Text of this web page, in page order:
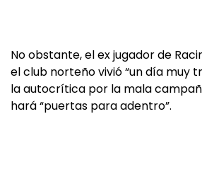
No obstante, el ex jugador de
el club norteño vivió “un día muy
la autocrítica por la mala
hará “puertas para adentro”.